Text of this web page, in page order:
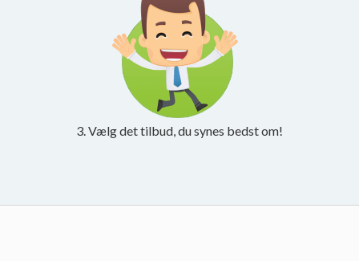
3. Vælg det tilbud, du synes bedst om!